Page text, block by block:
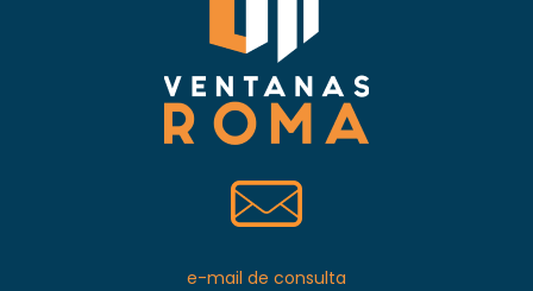
e-mail de consulta